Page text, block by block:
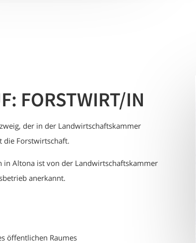
FORSTWIRT/IN
der in der Landwirtschaftskammer
die Forstwirtschaft.
in Altona ist von der Landwirtschaftskammer
anerkannt.
öffentlichen Raumes